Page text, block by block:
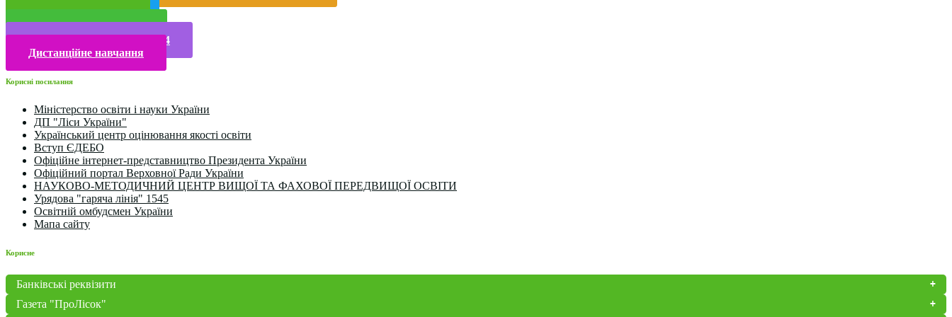
Конкурси та олімпіади 2024
Дистанційне навчання
Корисні посилання
Міністерство освіти і науки України
ДП "Ліси України"
Український центр оцінювання якості освіти
Вступ ЄДЕБО
Офіційне інтернет-представництво Президента України
Офіційний портал Верховної Ради України
НАУКОВО-МЕТОДИЧНИЙ ЦЕНТР ВИЩОЇ ТА ФАХОВОЇ ПЕРЕДВИЩОЇ ОСВІТИ
Урядова "гаряча лінія" 1545
Освітній омбудсмен України
Мапа сайту
Корисне
Банківські реквізити
Газета "ПроЛісок"